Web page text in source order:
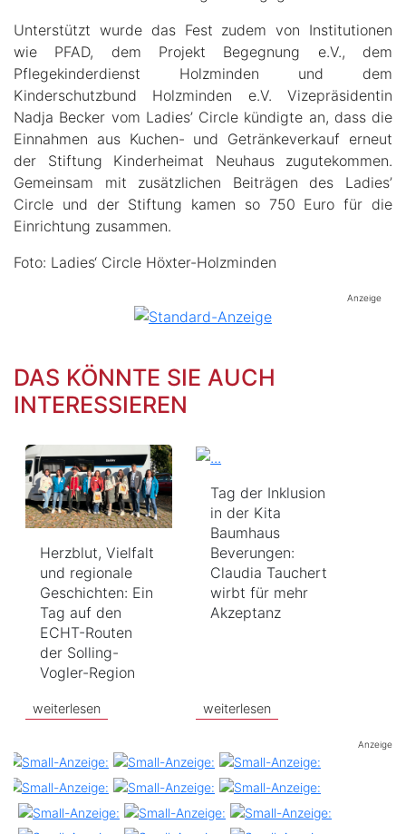
Unterstützt wurde das Fest zudem von Institutionen
wie PFAD, dem Projekt Begegnung e.V., dem
Pflegekinderdienst Holzminden und dem
Kinderschutzbund Holzminden e.V. Vizepräsidentin
Nadja Becker vom Ladies’ Circle kündigte an, dass die
Einnahmen aus Kuchen- und Getränkeverkauf erneut
der Stiftung Kinderheimat Neuhaus zugutekommen.
Gemeinsam mit zusätzlichen Beiträgen des Ladies’
Circle und der Stiftung kamen so 750 Euro für die
Einrichtung zusammen.
Foto: Ladies‘ Circle Höxter-Holzminden
Anzeige
DAS KÖNNTE SIE AUCH
INTERESSIEREN
Herzblut, Vielfalt
und regionale
Geschichten: Ein
Tag auf den
ECHT-Routen
der Solling-
Vogler-Region
weiterlesen
Tag der Inklusion
in der Kita
Baumhaus
Beverungen:
Claudia Tauchert
wirbt für mehr
Akzeptanz
weiterlesen
Anzeige